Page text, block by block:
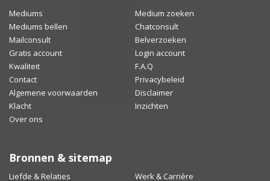
Mediums
Medium zoeken
Mediums bellen
Chatconsult
Mailconsult
Belverzoeken
Gratis account
Login account
Kwaliteit
F.A.Q
Contact
Privacybeleid
Algemene voorwaarden
Disclaimer
Klacht
Inzichten
Over ons
Bronnen & sitemap
Liefde & Relaties Werk & Carrière